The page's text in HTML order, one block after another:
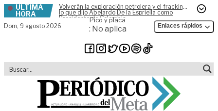
Skip to content
ÚLTIMA
HORA
Volverán la exploración petrolera y el fracking,
lo que dijo Abelardo De la Espriella como
Presidente de Colombia
Dom, 9 agosto 2026
Pico y placa
: No aplica Enlaces rápidos